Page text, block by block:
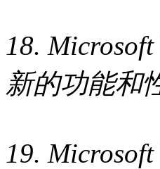
18.
新的功能和
19.